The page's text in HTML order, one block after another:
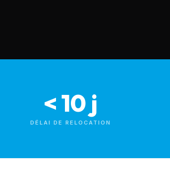
< 10 j
DÉLAI DE RELOCATION